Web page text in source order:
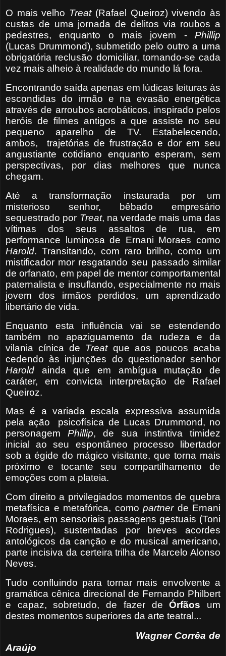
O mais velho Treat(Rafael Queiroz) vivendo às
custas de uma jornada de delitos via roubos a
pedestres, enquanto o mais jovem - Phillip
(Lucas Drummond), submetido pelo outro a uma
obrigatória reclusão domiciliar, tornando-se cada
vez mais alheio à realidade do mundo lá fora.
Encontrando saída apenas em lúdicas leituras às
escondidas do irmão e na evasão energética
através de arroubos acrobáticos, inspirado pelos
heróis de filmes antigos a que assiste no seu
pequeno aparelho de TV. Estabelecendo,
ambos,
trajetórias de frustração e dor em seu
angustiante cotidiano enquanto esperam, sem
perspectivas, por dias melhores que nunca
chegam.
Até a transformação instaurada por um
misterioso senhor, bêbado empresário
sequestrado por Treat, na verdade mais uma das
vítimas dos seus assaltos de rua, em
performance luminosa de Ernani Moraes como
Harold. Transitando, com raro brilho, como um
mistificador mor resgatando seu passado similar
de orfanato, em papel de mentor comportamental
paternalista e insuflando, especialmente no mais
jovem dos irmãos perdidos, um aprendizado
libertário de vida.
Enquanto esta influência vai se estendendo
também no apaziguamento da rudeza e da
vilania cínica de Treatque aos poucos acaba
cedendo às injunções do questionador senhor
Harold ainda que em ambígua mutação de
caráter, em convicta interpretação de Rafael
Queiroz.
Mas é a variada escala expressiva assumida
pela ação
psicofísica de Lucas Drummond, no
personagemPhillip, de sua instintiva timidez
inicial ao seu espontâneo processo libertador
sob a égide do mágico visitante, que torna mais
próximo e tocante seu compartilhamento de
emoções com a plateia.
Com direito a privilegiados momentos de quebra
metafísica e metafórica, como partnerde Ernani
Moraes, em sensoriais passagens gestuais (Toni
Rodrigues), sustentadas por breves acordes
antológicos da canção e do musical americano,
parte incisiva da certeira trilha de Marcelo Alonso
Neves.
Tudo confluindo para tornar mais envolvente a
gramática cênica direcional de Fernando Philbert
e capaz, sobretudo, de fazer deÓrfãos um
destes momentos superiores da arte teatral...
Wagner Corrêa de
Araújo